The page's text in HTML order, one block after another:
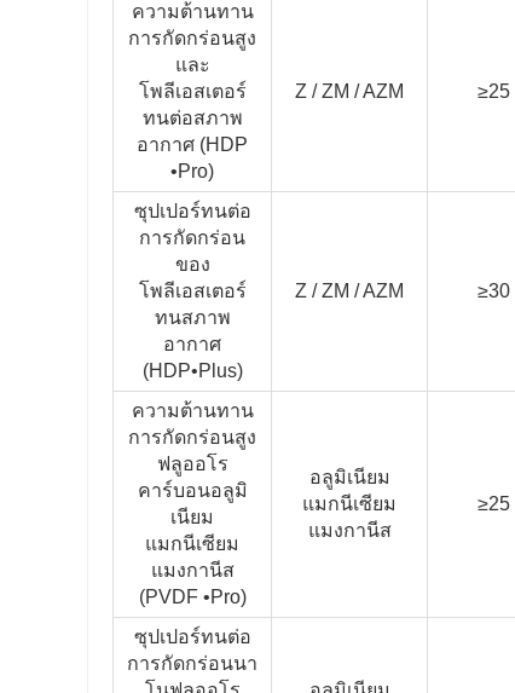
ความต้านทาน
การกัดกร่อนสูง
และ
โพลีเอสเตอร์
ทนต่อสภาพ
อากาศ (HDP
•Pro)
Z / ZM / AZM ≥25
ซุปเปอร์ทนต่อ
การกัดกร่อน
ของ
โพลีเอสเตอร์
ทนสภาพ
อากาศ
(HDP•Plus)
Z / ZM / AZM ≥30
ความต้านทาน
การกัดกร่อนสูง
ฟลูออโร
คาร์บอนอลูมิ
เนียม
แมกนีเซียม
แมงกานีส
(PVDF •Pro)
อลูมิเนียม
แมกนีเซียม
แมงกานีส
≥25
ซุปเปอร์ทนต่อ
การกัดกร่อนนา